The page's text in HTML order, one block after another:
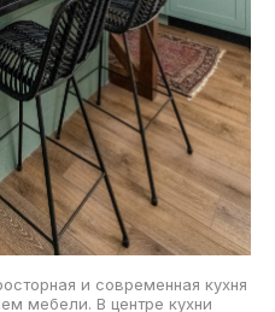
и современная кухня
мебели. В центре кухни